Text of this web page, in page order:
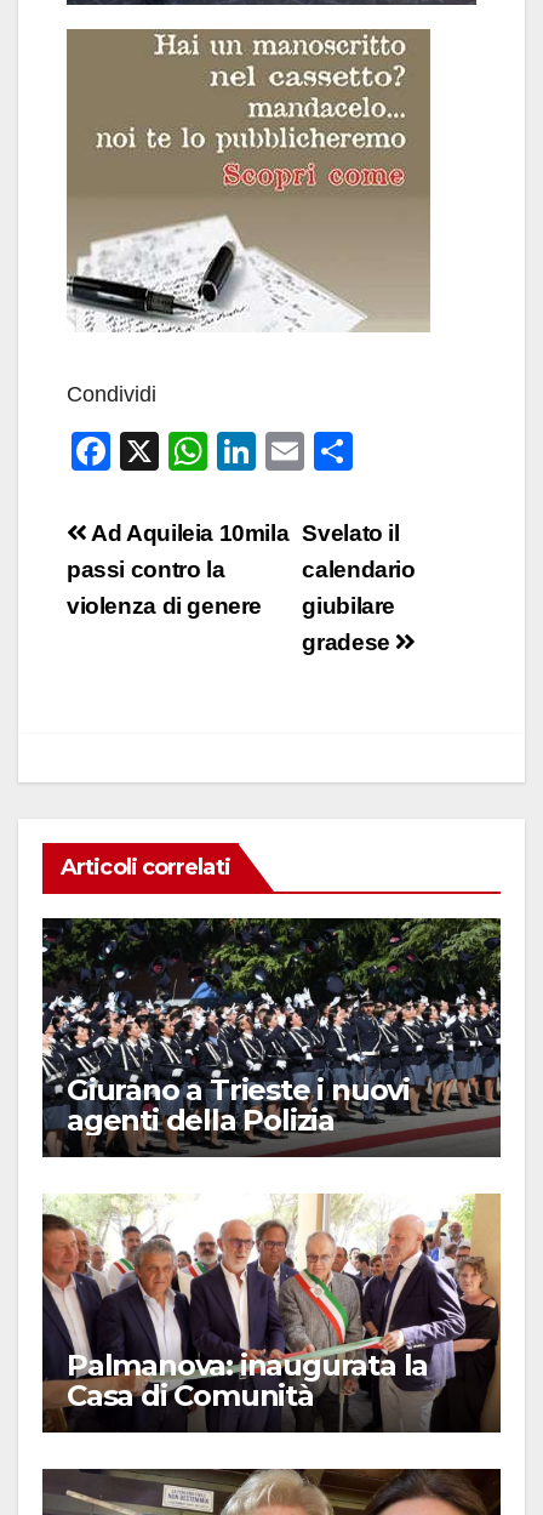
Condividi
F
c
e
b
X
W
at
s
A
Li
k
dI
E
ail n
di
vi
di
Navigazione
articoli
Svelato il
calendario
giubilare
gradese
Ad Aquileia 10mila
passi contro la
violenza di genere
Articoli correlati
Giurano a Trieste i nuovi
agenti della Polizia
Palmanova: inaugurata la
Casa di Comunità